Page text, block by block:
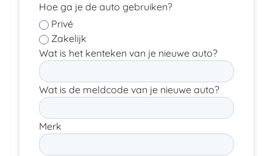
Hoe ga je de auto gebruiken?
Privé
Zakelijk
Wat is het kenteken van je nieuwe auto?
Wat is de meldcode van je nieuwe auto?
Merk